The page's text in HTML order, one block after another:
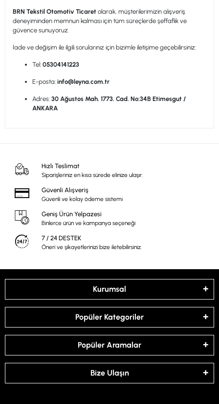
BRN Tekstil Otomotiv Ticaret olarak, müşterilerimizin alışveriş
deneyiminden memnun kalması için tüm süreçlerde şeffaflık ve
güvence sunuyoruz.
İade ve değişim ile ilgili sorularınız için bizimle iletişime geçebilirsiniz:
Tel: 05304141223
E-posta: info@leyna.com.tr
Adres: 30 Ağustos Mah. 1773. Cad. No:34B Etimesgut /
ANKARA
Hızlı Teslimat
Siparişleriniz en kısa sürede elinize ulaşır.
Güvenli Alışveriş
Güvenli ve kolay ödeme sistemi
Geniş Ürün Yelpazesi
Binlerce ürün ve kampanya seçeneği
7 / 24 DESTEK
Öneri ve şikayetlerinizi bize iletebilirsiniz.
Kurumsal
Popüler Kategoriler
Popüler Aramalar
Bize Ulaşın